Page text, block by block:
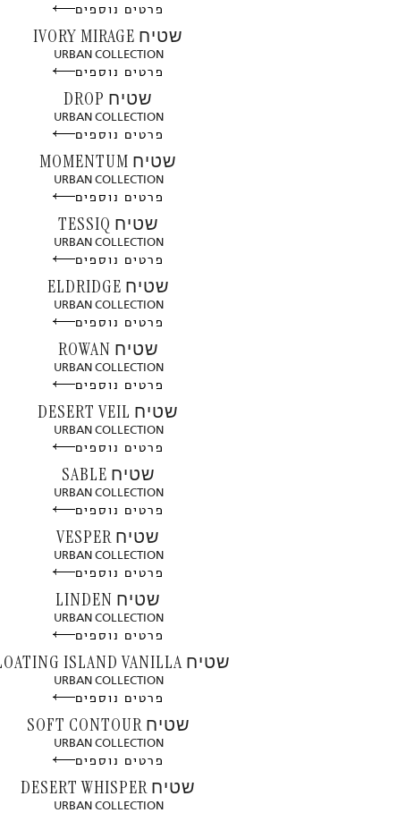
פרטים נוספים
שטיח IVORY MIRAGE
URBAN COLLECTION
פרטים נוספים
שטיח DROP
URBAN COLLECTION
פרטים נוספים
שטיח MOMENTUM
URBAN COLLECTION
פרטים נוספים
שטיח TESSIQ
URBAN COLLECTION
פרטים נוספים
שטיח ELDRIDGE
URBAN COLLECTION
פרטים נוספים
שטיח ROWAN
URBAN COLLECTION
פרטים נוספים
שטיח DESERT VEIL
URBAN COLLECTION
פרטים נוספים
שטיח SABLE
URBAN COLLECTION
פרטים נוספים
שטיח VESPER
URBAN COLLECTION
פרטים נוספים
שטיח LINDEN
URBAN COLLECTION
פרטים נוספים
שטיח FLOATING ISLAND VANILLA
URBAN COLLECTION
פרטים נוספים
שטיח SOFT CONTOUR
URBAN COLLECTION
פרטים נוספים
שטיח DESERT WHISPER
URBAN COLLECTION